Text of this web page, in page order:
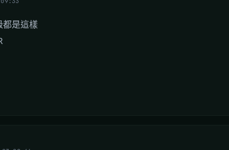
是這樣